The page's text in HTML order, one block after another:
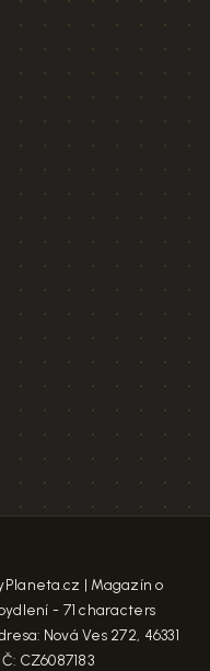
| Magazín o
- 71 characters
Nová Ves 272, 46331
CZ6087183